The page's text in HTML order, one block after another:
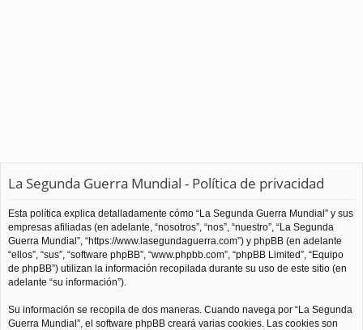
La Segunda Guerra Mundial - Política de privacidad
Esta política explica detalladamente cómo “La Segunda Guerra Mundial” y sus
empresas afiliadas (en adelante, “nosotros”, “nos”, “nuestro”, “La Segunda
Guerra Mundial”, “https://www.lasegundaguerra.com”) y phpBB (en adelante
“ellos”, “sus”, “software phpBB”, “www.phpbb.com”, “phpBB Limited”, “Equipo
de phpBB”) utilizan la información recopilada durante su uso de este sitio (en
adelante “su información”).
Su información se recopila de dos maneras. Cuando navega por “La Segunda
Guerra Mundial”, el software phpBB creará varias cookies. Las cookies son